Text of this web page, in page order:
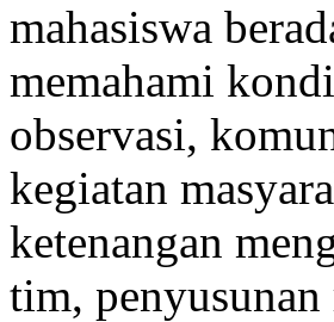
mahasiswa
memahami
observasi,
kegiatan
ketenangan
tim, penyusunan